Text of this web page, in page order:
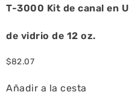
T-3000 Kit de canal en U
de vidrio de 12 oz.
$82.07
Añadir a la cesta